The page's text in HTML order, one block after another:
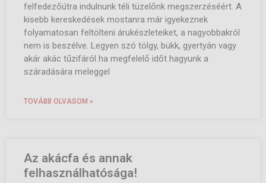
felfedezőútra indulnunk téli tüzelőnk megszerzéséért. A
kisebb kereskedések mostanra már igyekeznek
folyamatosan feltölteni árukészleteiket, a nagyobbakról
nem is beszélve. Legyen szó tölgy, bükk, gyertyán vagy
akár akác tűzifáról ha megfelelő időt hagyunk a
száradására meleggel
TOVÁBB OLVASOM »
Az akácfa és annak
felhasználhatósága!